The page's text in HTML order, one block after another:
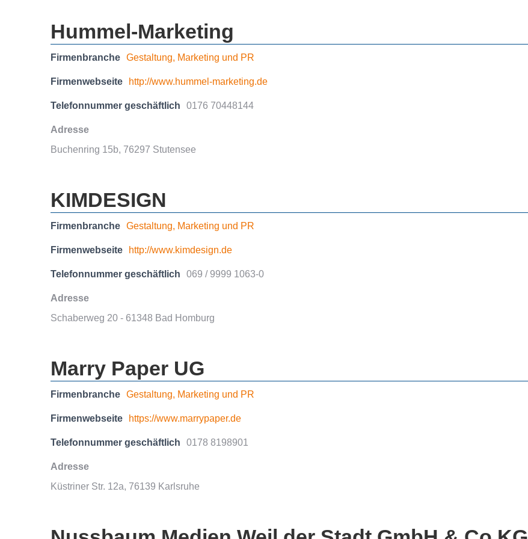
Hummel-Marketing
Firmenbranche Gestaltung, Marketing und PR
Firmenwebseite http://www.hummel-marketing.de
Telefonnummer geschäftlich 0176 70448144
Adresse
Buchenring 15b, 76297 Stutensee
KIMDESIGN
Firmenbranche Gestaltung, Marketing und PR
Firmenwebseite http://www.kimdesign.de
Telefonnummer geschäftlich 069 / 9999 1063-0
Adresse
Schaberweg 20 - 61348 Bad Homburg
Marry Paper UG
Firmenbranche Gestaltung, Marketing und PR
Firmenwebseite https://www.marrypaper.de
Telefonnummer geschäftlich 0178 8198901
Adresse
Küstriner Str. 12a, 76139 Karlsruhe